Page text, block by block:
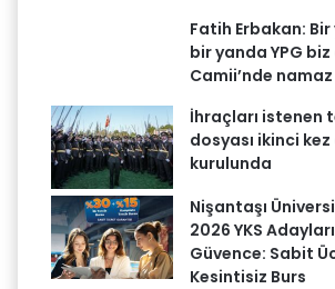
Fatih Erbakan: Bir
bir yanda YPG biz
Camii’nde namaz
İhraçları istenen
dosyası ikinci
kurulunda
Nişantaşı
2026 YKS
Güvence: Sabit
Kesintisiz Burs